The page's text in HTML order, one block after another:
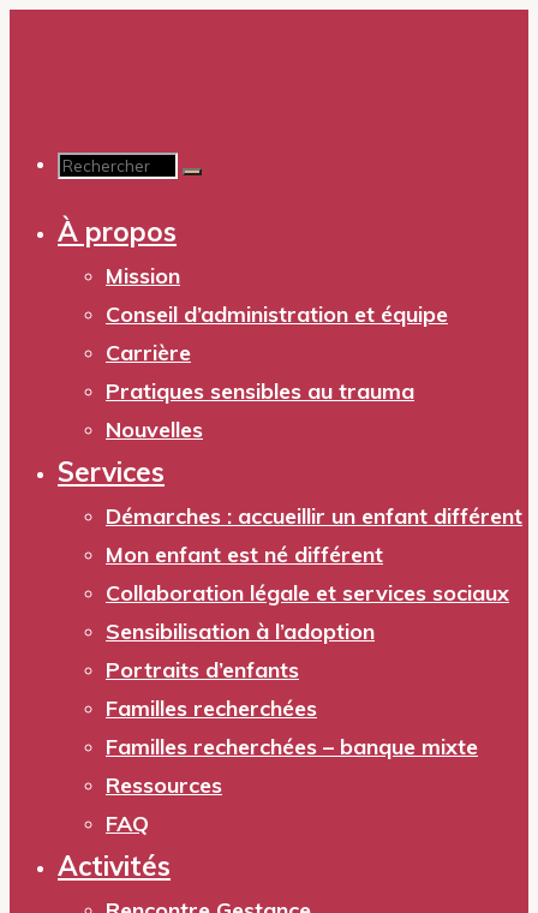
Recherche
pour :
À propos
Mission
Conseil d’administration et équipe
Carrière
Pratiques sensibles au trauma
Nouvelles
Services
Démarches : accueillir un enfant différent
Mon enfant est né différent
Collaboration légale et services sociaux
Sensibilisation à l’adoption
Portraits d’enfants
Familles recherchées
Familles recherchées – banque mixte
Ressources
FAQ
Activités